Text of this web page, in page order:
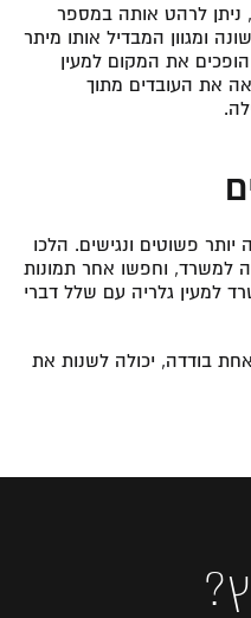
ניתן לרהט אותה במספר
ומגוון המבדיל אותו מיתר
את המקום למעין
את העובדים מתוך
פשוטים ונגישים. הלכו
למשרד, וחפשו אחר תמונות
למעין גלריה עם שלל דברי
בודדה, יכולה לשנות את